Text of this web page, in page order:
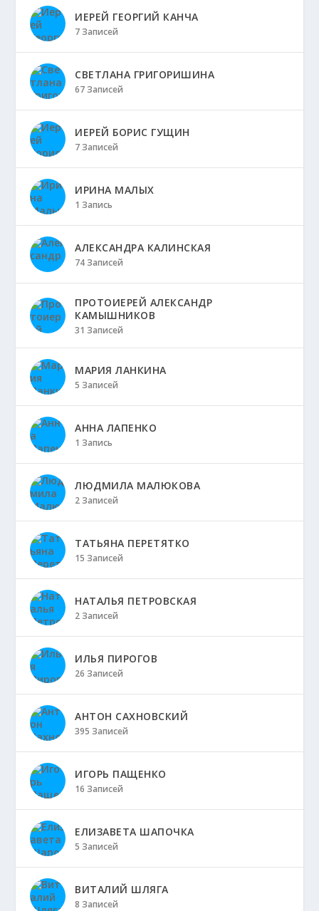
ИЕРЕЙ ГЕОРГИЙ КАНЧА
7 Записей
СВЕТЛАНА ГРИГОРИШИНА
67 Записей
ИЕРЕЙ БОРИС ГУЩИН
7 Записей
ИРИНА МАЛЫХ
1 Запись
АЛЕКСАНДРА КАЛИНСКАЯ
74 Записей
ПРОТОИЕРЕЙ АЛЕКСАНДР
КАМЫШНИКОВ
31 Записей
МАРИЯ ЛАНКИНА
5 Записей
АННА ЛАПЕНКО
1 Запись
ЛЮДМИЛА МАЛЮКОВА
2 Записей
ТАТЬЯНА ПЕРЕТЯТКО
15 Записей
НАТАЛЬЯ ПЕТРОВСКАЯ
2 Записей
ИЛЬЯ ПИРОГОВ
26 Записей
АНТОН САХНОВСКИЙ
395 Записей
ИГОРЬ ПАЩЕНКО
16 Записей
ЕЛИЗАВЕТА ШАПОЧКА
5 Записей
ВИТАЛИЙ ШЛЯГА
8 Записей